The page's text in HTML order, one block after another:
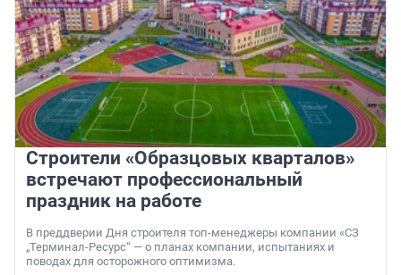
Строители «Образцовых кварталов»
встречают профессиональный
праздник на работе
В преддверии Дня строителя топ-менеджеры компании «СЗ
„Терминал-Ресурс“ — о планах компании, испытаниях и
поводах для осторожного оптимизма.